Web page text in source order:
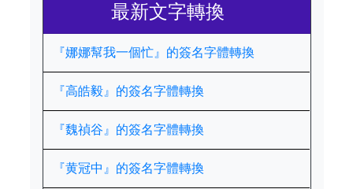
最新文字轉換
『娜娜幫我一個忙』的簽名字體轉換
『高皓毅』的簽名字體轉換
『魏禎谷』的簽名字體轉換
『黄冠中』的簽名字體轉換